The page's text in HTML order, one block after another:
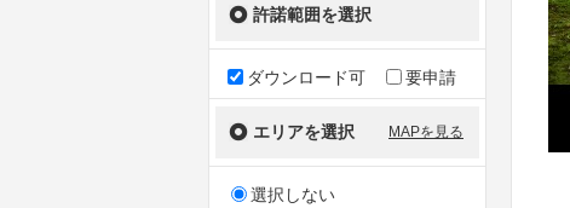
許諾範囲を選択
ダウンロード可 要申請
エリアを選択 MAPを見る
選択しない